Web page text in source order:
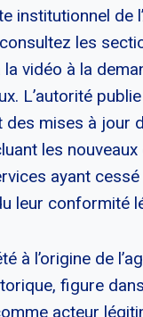
institutionnel de
les
vidéo à la
L’autorité publie
des mises à jour
les
ayant
leur conformité
à l’origine de
figure
acteur